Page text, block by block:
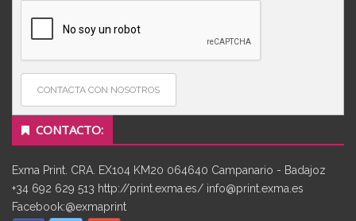
CONTACTA CON NOSOTROS
CONTACTO:
Exma Print. CRA. EX104 KM20 064640 Campanario - Badajoz
+34 692 629 513 http://print.exma.es/ info@print.exma.es
Facebook:@exmaprint